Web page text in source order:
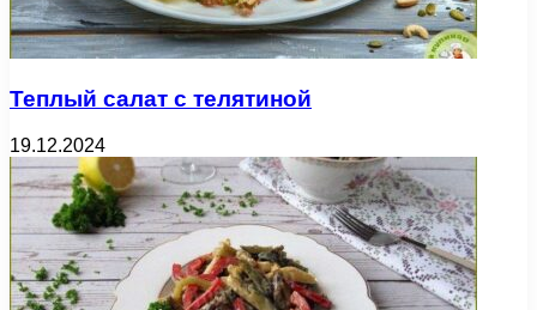
Теплый салат с телятиной
19.12.2024